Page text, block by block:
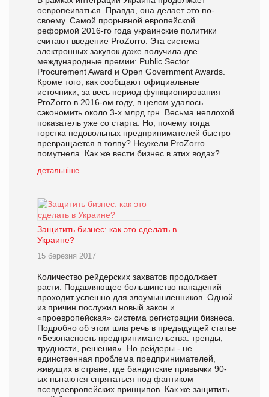
оевропеиваться. Правда, она делает это по-
своему. Самой прорывной европейской
реформой 2016-го года украинские политики
считают введение ProZorro. Эта система
электронных закупок даже получила две
международные премии: Public Sector
Procurement Award и Open Government Awards.
Кроме того, как сообщают официальные
источники, за весь период функционирования
ProZorro в 2016-ом году, в целом удалось
сэкономить около 3-х млрд грн. Весьма неплохой
показатель уже со старта. Но, почему тогда
горстка недовольных предпринимателей быстро
превращается в толпу? Неужели ProZorro
помутнела. Как же вести бизнес в этих водах?
детальніше
Защитить бизнес: как это сделать в
Украине?
15 березня 2017
Количество рейдерских захватов продолжает
расти. Подавляющее большинство нападений
проходит успешно для злоумышленников. Одной
из причин послужил новый закон и
«проевропейская» система регистрации бизнеса.
Подробно об этом шла речь в предыдущей статье
«Безопасность предпринимательства: тренды,
трудности, решения». Но рейдеры - не
единственная проблема предпринимателей,
живущих в стране, где бандитские привычки 90-
ых пытаются спрятаться под фантиком
псевдоевропейских принципов. Как же защитить